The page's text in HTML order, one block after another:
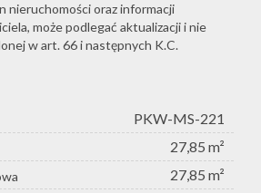
nieruchomości oraz informacji
może podlegać aktualizacji i nie
w art. 66 i następnych K.C.
PKW-MS-221
27,85 m²
27,85 m²